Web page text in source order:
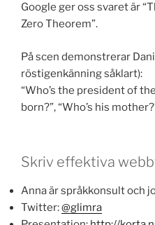
Google ger oss svaret är
Zero Theorem”.
På scen demonstrerar
röstigenkänning såklart):
“Who’s the president of
born?”, “Who’s his
Skriv effektiva
Anna är språkkonsult och
Twitter:@glimra